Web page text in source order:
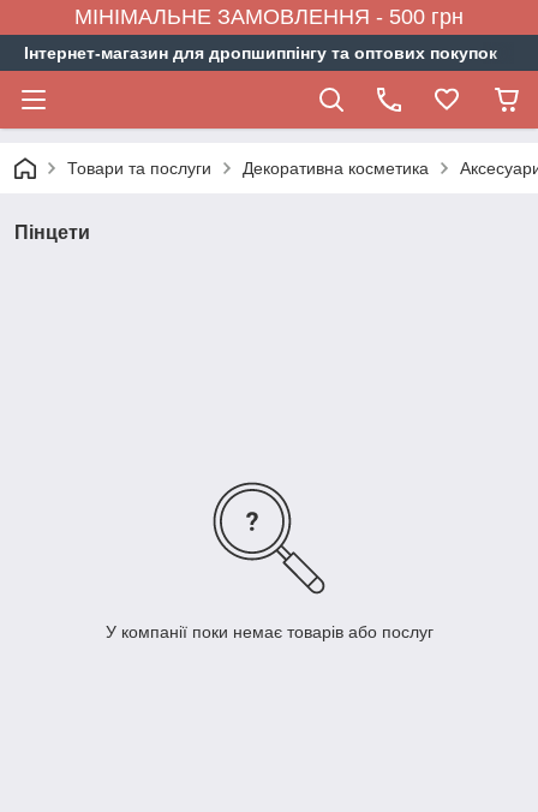
МІНІМАЛЬНЕ ЗАМОВЛЕННЯ - 500 грн
Інтернет-магазин для дропшиппінгу та оптових покупок
Товари та послуги Декоративна косметика
Пінцети
У компанії поки немає товарів або послуг